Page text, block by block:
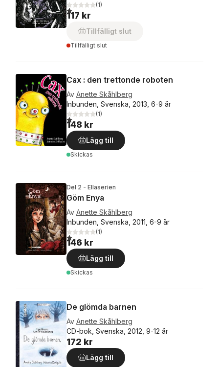
1,0utav 5 stjärnor. Totalt antal röster:
(1)
117 kr
Tillfälligt slut
Tillfälligt slut
Cax : den trettonde roboten
Av Anette Skåhlberg
Inbunden, Svenska, 2013, 6-9 år
1,0utav 5 stjärnor. Totalt antal röster:
(1)
148 kr
Lägg till
Skickas
Del 2 - Ellaserien
Göm Enya
Av Anette Skåhlberg
Inbunden, Svenska, 2011, 6-9 år
1,0utav 5 stjärnor. Totalt antal röster:
(1)
146 kr
Lägg till
Skickas
De glömda barnen
Av Anette Skåhlberg
CD-bok, Svenska, 2012, 9-12 år
172 kr
Lägg till